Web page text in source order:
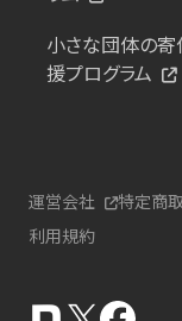
小さな団体の
援プログラム
運営会社 特定商
利用規約